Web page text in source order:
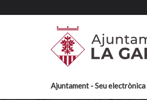
Ajuntament - Seu electrònica